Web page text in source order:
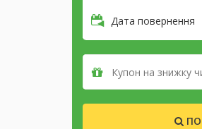
Дата повернення